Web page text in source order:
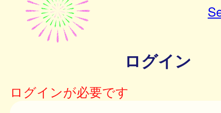
ログイン
ログインが必要です